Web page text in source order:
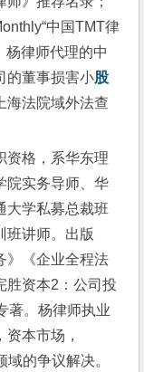
中国TMT律
杨律师代理的中
的董事损害小股
海法院域外法查
资格，系华东理
院实务导师、华
大学私募总裁班
班讲师。出版
》《企业全程法
胜资本2：公司投
著。杨律师执业
本市场，
的争议解决。